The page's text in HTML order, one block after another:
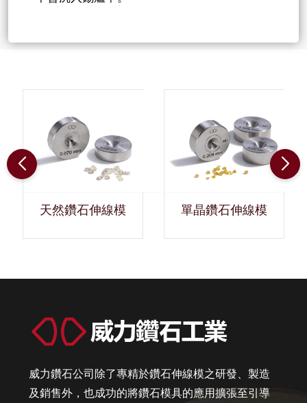
天然鑽石伸線模 單晶鑽石伸線模
威力鑽石公司除了專精於鑽石伸線模之研發、製造
及銷售外，也成功的將鑽石模具的應用擴張至引導